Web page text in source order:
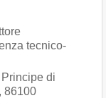
tecnico-
di
, 86100